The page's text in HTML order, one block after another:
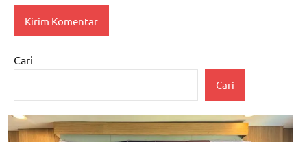
Cari
Cari